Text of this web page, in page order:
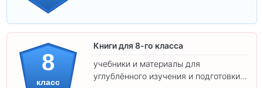
8
класс
Книги для 8-го класса
учебники и материалы для
углублённого изучения и подготовки к